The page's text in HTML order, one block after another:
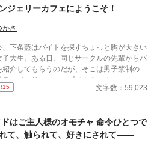
ジェリーカフェにようこそ！
さ
下条藍はバイトを探すちょっと胸が大きい
子大生。ある日、同じサークルの先輩からバ
紹介してもらうのだが、そこは男子禁制のカ
ンジェリーショップで！？ ちょっとハ
お仕事カフェライフ、始まります！！ ※こ
が生成できないのでビキニで代用していま
文字数：59,023
はご主人様のオモチャ 命令ひとつで
て、触られて、好きにされて――